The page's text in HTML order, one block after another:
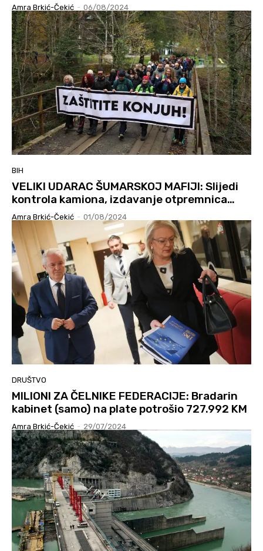
Amra Brkić-Čekić - 06/08/2024
BIH
VELIKI UDARAC ŠUMARSKOJ MAFIJI: Slijedi
kontrola kamiona, izdavanje otpremnica…
Amra Brkić-Čekić - 01/08/2024
DRUŠTVO
MILIONI ZA ČELNIKE FEDERACIJE: Bradarin
kabinet (samo) na plate potrošio 727.992 KM
Amra Brkić-Čekić - 29/07/2024